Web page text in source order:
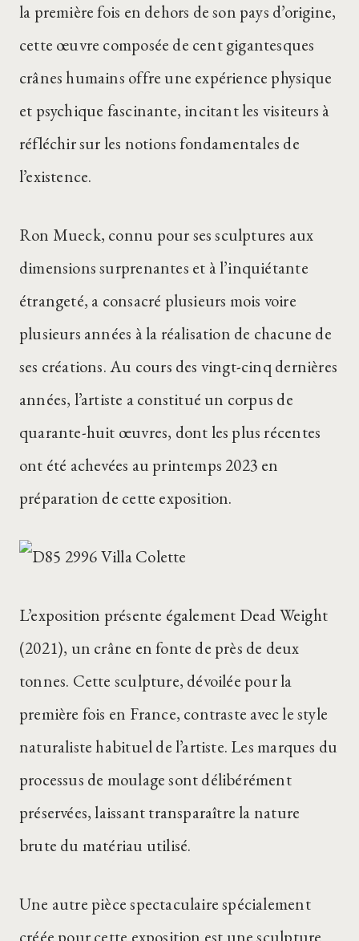
la première fois en dehors de son pays d’origine,
cette œuvre composée de cent gigantesques
crânes humains offre une expérience physique
et psychique fascinante, incitant les visiteurs à
réfléchir sur les notions fondamentales de
l’existence.
Ron Mueck, connu pour ses sculptures aux
dimensions surprenantes et à l’inquiétante
étrangeté, a consacré plusieurs mois voire
plusieurs années à la réalisation de chacune de
ses créations. Au cours des vingt-cinq dernières
années, l’artiste a constitué un corpus de
quarante-huit œuvres, dont les plus récentes
ont été achevées au printemps 2023 en
préparation de cette exposition.
L’exposition présente également Dead Weight
(2021), un crâne en fonte de près de deux
tonnes. Cette sculpture, dévoilée pour la
première fois en France, contraste avec le style
naturaliste habituel de l’artiste. Les marques du
processus de moulage sont délibérément
préservées, laissant transparaître la nature
brute du matériau utilisé.
Une autre pièce spectaculaire spécialement
créée pour cette exposition est une sculpture